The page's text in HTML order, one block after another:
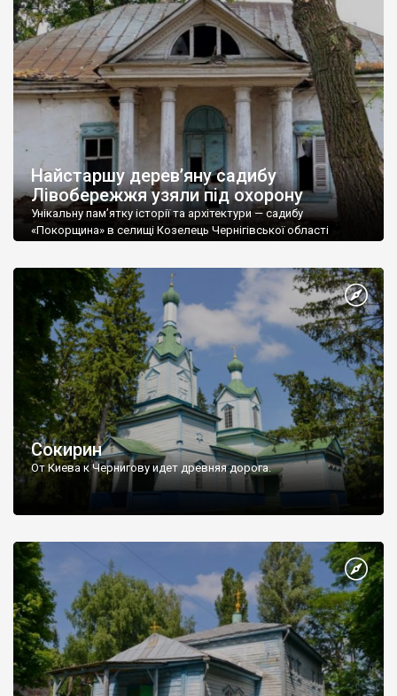
Найстаршу дерев’яну садибу
Лівобережжя узяли під охорону
Унікальну пам’ятку історії та архітектури — садибу
«Покорщина» в селищі Козелець Чернігівської області
майна Чернігівської облради укласти охоронний договір на
цю пам’ятку архітектури національного значення.
Прокуратурою установлено, що садиба «Покорщина»
перебуває у комунальній власності територіальної громади
сіл, селищ, міст Чернігівської області […]
Сокирин
От Киева к Чернигову идет древняя дорога.